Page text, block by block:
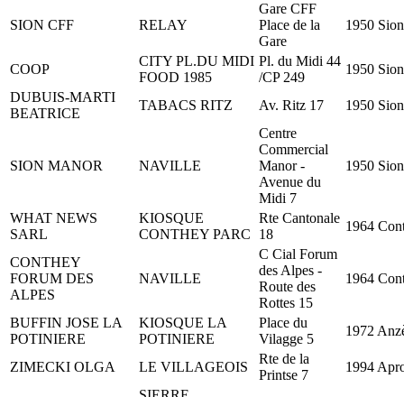
SION CFF RELAY
Gare CFF
Place de la
Gare
1950 Sion
COOP
CITY PL.DU MIDI
FOOD 1985
Pl. du Midi 44
/CP 249
1950 Sion
DUBUIS-MARTI
BEATRICE
TABACS RITZ Av. Ritz 17 1950 Sion
SION MANOR NAVILLE
Centre
Commercial
Manor -
Avenue du
Midi 7
1950 Sion
WHAT NEWS
SARL
KIOSQUE
CONTHEY PARC
Rte Cantonale
18
1964
CONTHEY
FORUM DES
ALPES
NAVILLE
C Cial Forum
des Alpes -
Route des
Rottes 15
1964
BUFFIN JOSE LA
POTINIERE
KIOSQUE LA
POTINIERE
Place du
Vilagge 5
1972
ZIMECKI OLGA LE VILLAGEOIS
Rte de la
Printse 7
1994